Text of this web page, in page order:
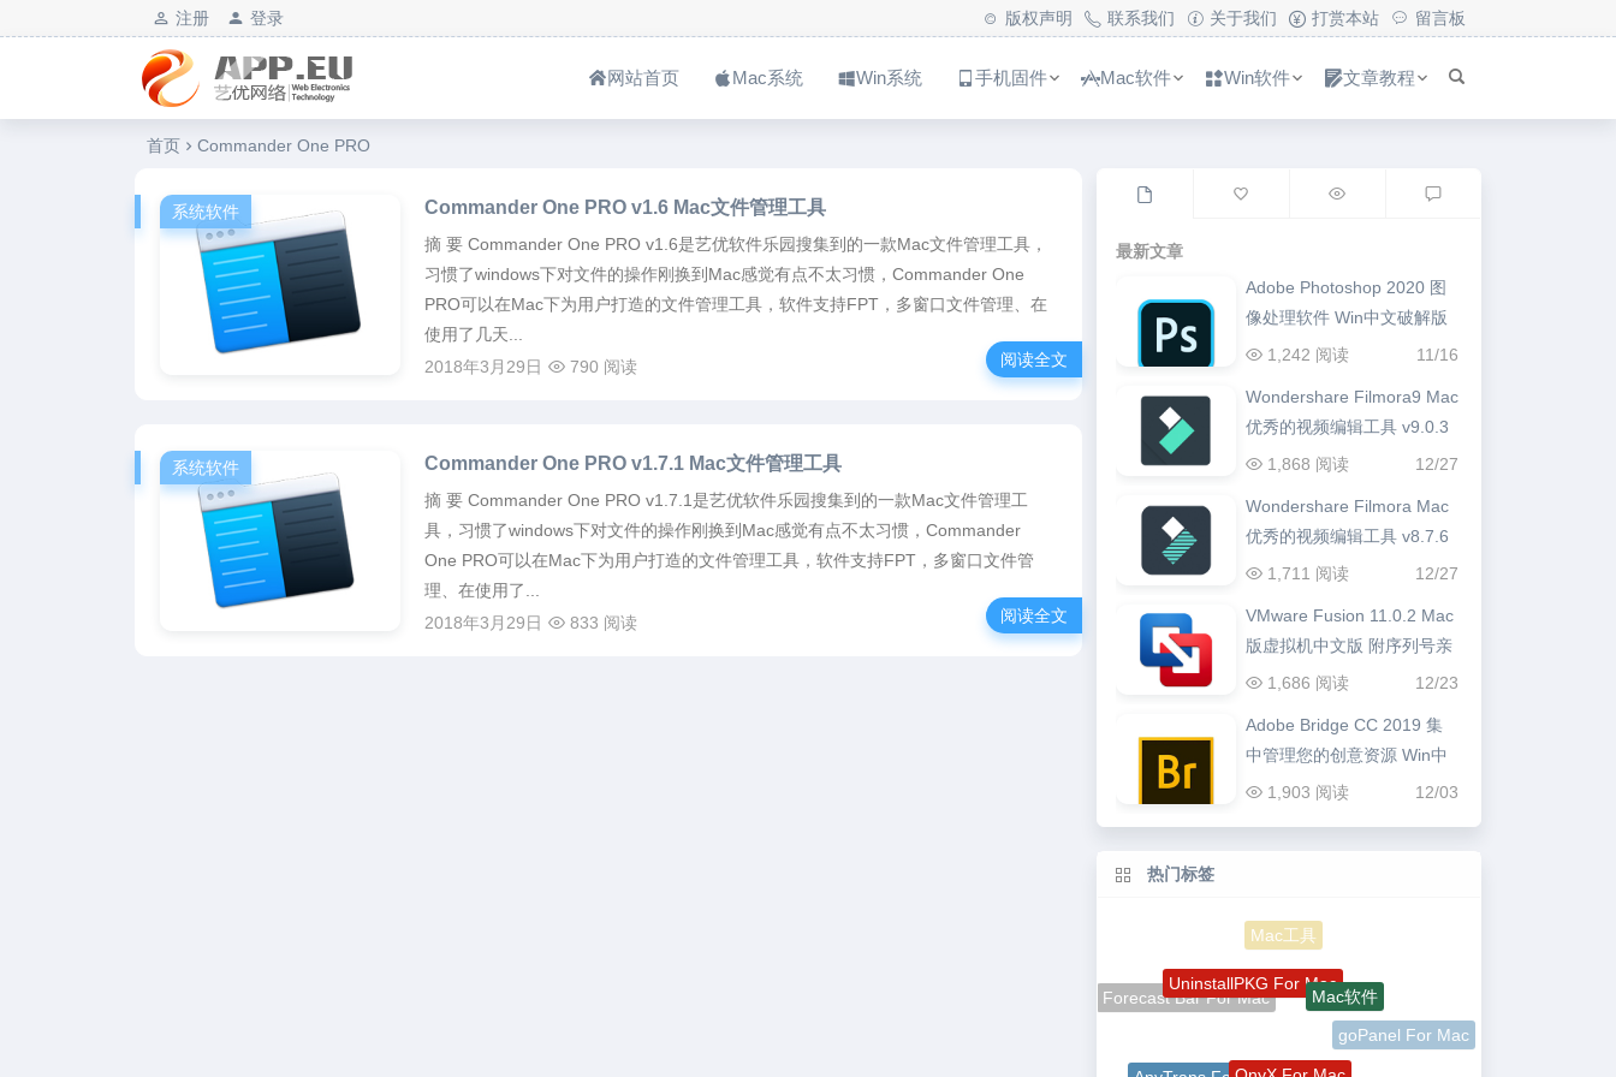
注册 登录 版权声明 联系我们 关于我们 打赏本站 留言板
艺优软件乐园
网站首页 Mac系统 Win系统 手机固件 Mac软件 Win软件 文章教程
首页 Commander One PRO
系统软件 Commander One PRO v1.6 Mac文件管理工具
摘 要 Commander One PRO v1.6是艺优软件乐园搜集到的一款Mac文件管理工具，
习惯了windows下对文件的操作刚换到Mac感觉有点不太习惯，Commander One
PRO可以在Mac下为用户打造的文件管理工具，软件支持FPT，多窗口文件管理、在
使用了几天...
2018年3月29日
790 阅读 阅读全文
系统软件 Commander One PRO v1.7.1 Mac文件管理工具
摘 要 Commander One PRO v1.7.1是艺优软件乐园搜集到的一款Mac文件管理工
具，习惯了windows下对文件的操作刚换到Mac感觉有点不太习惯，Commander
One PRO可以在Mac下为用户打造的文件管理工具，软件支持FPT，多窗口文件管
理、在使用了...
2018年3月29日
833 阅读 阅读全文
最新文章
Adobe Photoshop 2020 图
像处理软件 Win中文破解版
11/16
1,242 阅读
Wondershare Filmora9 Mac
优秀的视频编辑工具 v9.0.3
12/27
1,868 阅读
Wondershare Filmora Mac
优秀的视频编辑工具 v8.7.6
12/27
1,711 阅读
VMware Fusion 11.0.2 Mac
版虚拟机中文版 附序列号亲
测可用
12/23
1,686 阅读
Adobe Bridge CC 2019 集
中管理您的创意资源 Win中
文版
12/03
1,903 阅读
热门标签
Mac工具
Forecast Bar For Mac
UninstallPKG For Mac
Mac软件
goPanel For Mac
AnyTrans For MacOnyX For Mac